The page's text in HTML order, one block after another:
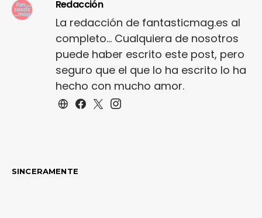
Redacción
La redacción de fantasticmag.es al
completo... Cualquiera de nosotros
puede haber escrito este post, pero
seguro que el que lo ha escrito lo ha
hecho con mucho amor.
SINCERAMENTE